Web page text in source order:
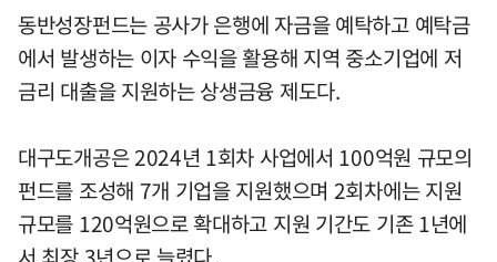
동반성장펀드는 공사가 은행에 자금을 예탁하고 예탁금
에서 발생하는 이자 수익을 활용해 지역 중소기업에 저
금리 대출을 지원하는 상생금융 제도다.
대구도개공은 2024년 1회차 사업에서 100억원 규모의
펀드를 조성해 7개 기업을 지원했으며 2회차에는 지원
규모를 120억원으로 확대하고 지원 기간도 기존 1년에